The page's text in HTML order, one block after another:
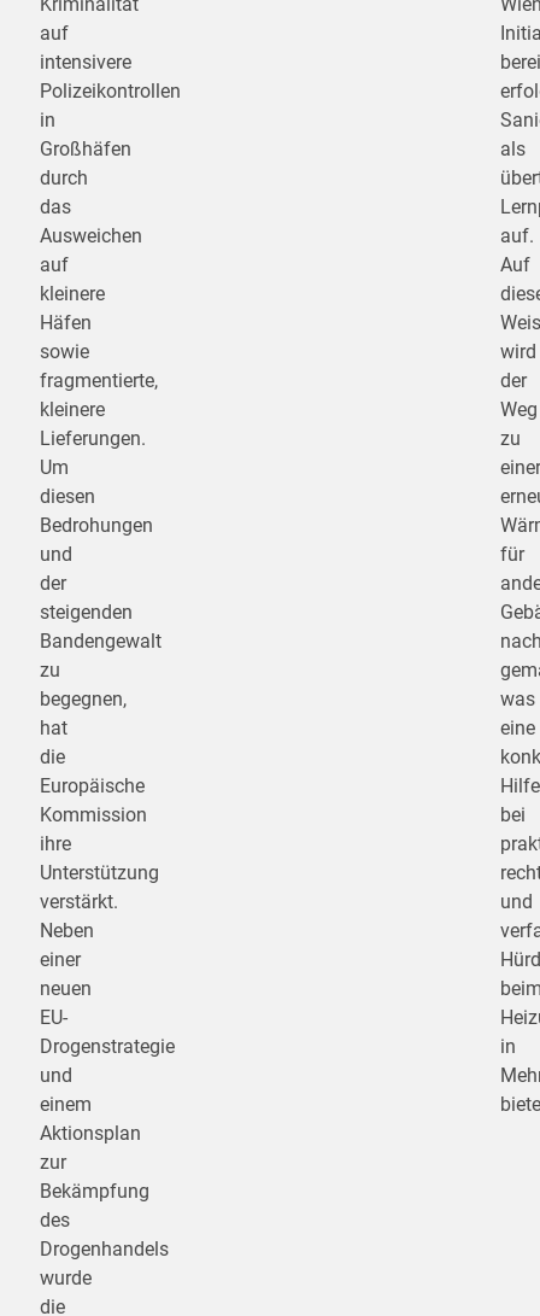
auf
intensivere
Polizeikontrollen
in
Großhäfen
durch
das
Ausweichen
auf
kleinere
Häfen
sowie
fragmentierte,
kleinere
Lieferungen.
Um
diesen
Bedrohungen
und
der
steigenden
Bandengewalt
zu
begegnen,
hat
die
Europäische
Kommission
ihre
Unterstützung
verstärkt.
Neben
einer
neuen
EU-
Drogenstrategie
und
einem
Aktionsplan
zur
Bekämpfung
des
Drogenhandels
wurde
die
als
auf.
Auf
wird
der
Weg
zu
einer
für
was
eine
bei
und
in